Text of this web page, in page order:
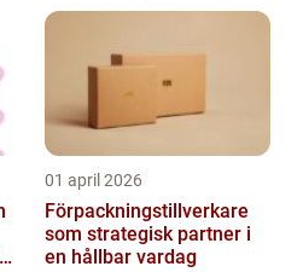
01 april 2026
Förpackningstillverkare
som strategisk partner i
en hållbar vardag